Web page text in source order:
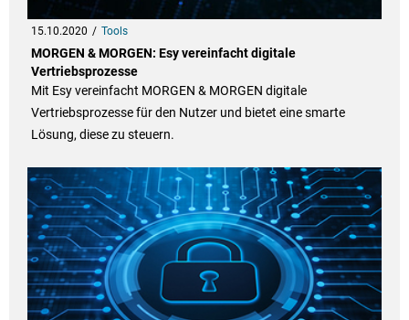
15.10.2020 Tools
MORGEN & MORGEN: Esy vereinfacht digitale
Vertriebsprozesse
Mit Esy vereinfacht MORGEN & MORGEN digitale
Vertriebsprozesse für den Nutzer und bietet eine smarte
Lösung, diese zu steuern.